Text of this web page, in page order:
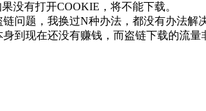
没有打开COOKIE，将不能下载。
问题，我换过N种办法，都没有办法
到现在还没有赚钱，而盗链下载的流